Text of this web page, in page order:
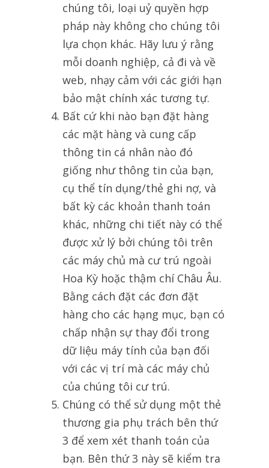
chúng tôi, loại uỷ quyền hợp
pháp này không cho chúng tôi
lựa chọn khác. Hãy lưu ý rằng
mỗi doanh nghiệp, cả đi và về
web, nhạy cảm với các giới hạn
bảo mật chính xác tương tự.
Bất cứ khi nào bạn đặt hàng
các mặt hàng và cung cấp
thông tin cá nhân nào đó
giống như thông tin của bạn,
cụ thể tín dụng/thẻ ghi nợ, và
bất kỳ các khoản thanh toán
khác, những chi tiết này có thể
được xử lý bởi chúng tôi trên
các máy chủ mà cư trú ngoài
Hoa Kỳ hoặc thậm chí Châu Âu.
Bằng cách đặt các đơn đặt
hàng cho các hạng mục, bạn có
chấp nhận sự thay đổi trong
dữ liệu máy tính của bạn đối
với các vị trí mà các máy chủ
của chúng tôi cư trú.
Chúng có thể sử dụng một thẻ
thương gia phụ trách bên thứ
3 để xem xét thanh toán của
bạn. Bên thứ 3 này sẽ kiểm tra